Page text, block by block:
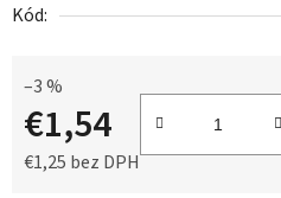
Kód:
–3 %
€1,54
€1,25 bez DPH